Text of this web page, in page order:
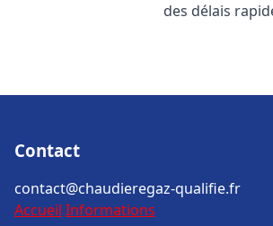
des délais
Contact
contact@chaudieregaz-qualifie.fr
Accueil Informations